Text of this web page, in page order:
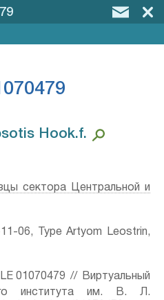
Hook.f.⁣
сектора Центральной и
06, Type Artyom Leostrin,
01070479 // Виртуальный
института им. В. Л.